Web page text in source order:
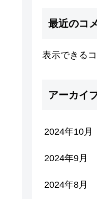
最近のコ
表示できる
アーカイ
2024年10月
2024年9月
2024年8月